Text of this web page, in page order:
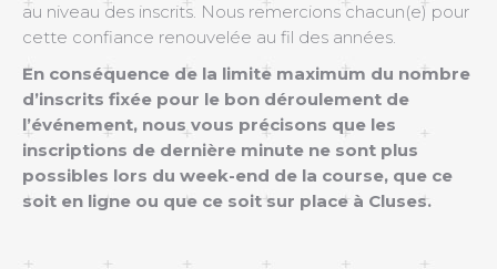
au niveau des inscrits. Nous remercions chacun(e) pour
cette confiance renouvelée au fil des années.
En conséquence de la limite maximum du nombre
d’inscrits fixée pour le bon déroulement de
l’événement, nous vous précisons que les
inscriptions de dernière minute ne sont plus
possibles lors du week-end de la course, que ce
soit en ligne ou que ce soit sur place à Cluses.